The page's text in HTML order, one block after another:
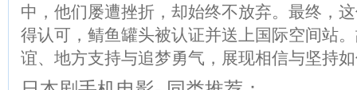
中，他们屡遭挫折，却始终不放弃。最终，
得认可，鲭鱼罐头被认证并送上国际空间站
谊、地方支持与追梦勇气，展现相信与坚持